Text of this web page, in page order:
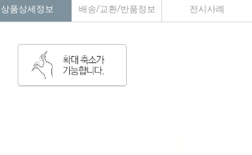
상품상세정보 배송/교환/반품정보 전시사례